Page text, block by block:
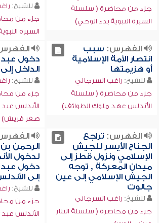
جزء من محاضرة ( سلسلة
السيرة النبوية بدء الوحي)
للشيخ:
جزء من
السيرة
الفهرس: سبب
انتصار الأمة الإسلامية
أو هزيمتها
للشيخ: راغب السرجاني
جزء من محاضرة ( سلسلة
الأندلس عهد ملوك الطوائف)
دخول عبد
الداخل
للشيخ:
جزء من
الأندلس
صقر قريش)
الفهرس: تراجع
الجناح الأيسر للجيش
الإسلامي ونزول قطز إلى
ميدان المعركة , توجه
الجيش الإسلامي إلى عين
جالوت
للشيخ: راغب السرجاني
جزء من محاضرة ( سلسلة التتار
الرحمن
لدخول
دخول عبد
إلى
للشيخ:
جزء من
الأندلس